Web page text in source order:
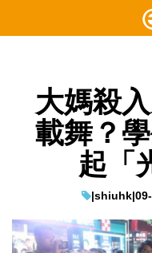
大媽殺
載舞？
起「
|shiuhk|